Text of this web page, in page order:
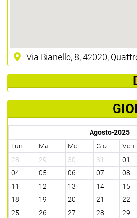
Via Bianello, 8, 42020,
Agosto-2025
Lun
Mar Mer Gio Ven
28
29 30 31 01
04
05 06 07 08
11
12 13 14 15
18
19 20 21 22
25
26 27 28 29